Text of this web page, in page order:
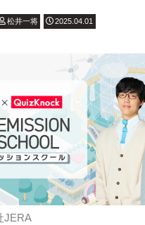
松井一将 2025.04.01
JERA